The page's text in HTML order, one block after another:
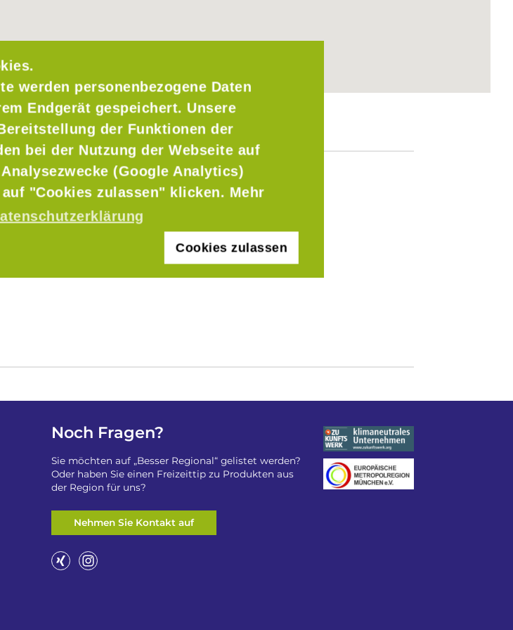
werden personenbezogene Daten
Endgerät gespeichert. Unsere
der Funktionen der
bei der Nutzung der Webseite auf
(Google Analytics)
"Cookies zulassen" klicken. Mehr
Cookies zulassen
Noch Fragen?
Sie möchten auf „Besser Regional“ gelistet werden?
Oder haben Sie einen Freizeittip zu Produkten aus
der Region für uns?
Nehmen Sie Kontakt auf